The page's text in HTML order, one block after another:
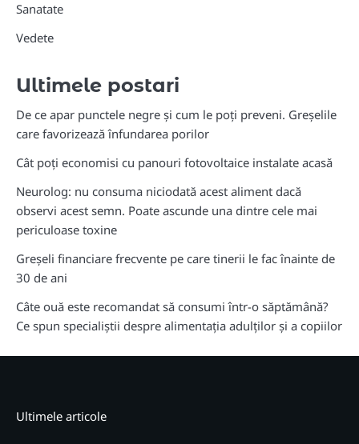
Sanatate
Vedete
Ultimele postari
De ce apar punctele negre și cum le poți preveni. Greșelile
care favorizează înfundarea porilor
Cât poți economisi cu panouri fotovoltaice instalate acasă
Neurolog: nu consuma niciodată acest aliment dacă
observi acest semn. Poate ascunde una dintre cele mai
periculoase toxine
Greșeli financiare frecvente pe care tinerii le fac înainte de
30 de ani
Câte ouă este recomandat să consumi într-o săptămână?
Ce spun specialiștii despre alimentația adulților și a copiilor
Ultimele articole